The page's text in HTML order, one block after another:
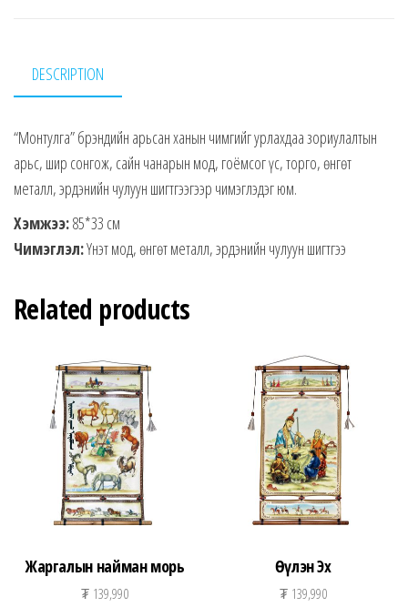
DESCRIPTION
“Монтулга” брэндийн арьсан ханын чимгийг урлахдаа зориулалтын
арьс, шир сонгож, сайн чанарын мод, гоёмсог үс, торго, өнгөт
металл, эрдэнийн чулуун шигтгээгээр чимэглэдэг юм.
Хэмжээ:85*33 см
Чимэглэл:Үнэт мод, өнгөт металл, эрдэнийн чулуун шигтгээ
Related products
Жаргалын найман морь
₮ 139,990
Өүлэн Эх
₮139,990